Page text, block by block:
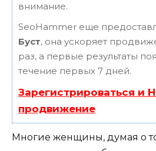
внимание.
SeoHammer еще
Буст, она ускоряет
раз, а первые результаты
течение первых 7 дней.
Зарегистрироваться и
продвижение
Многие женщины, думая о